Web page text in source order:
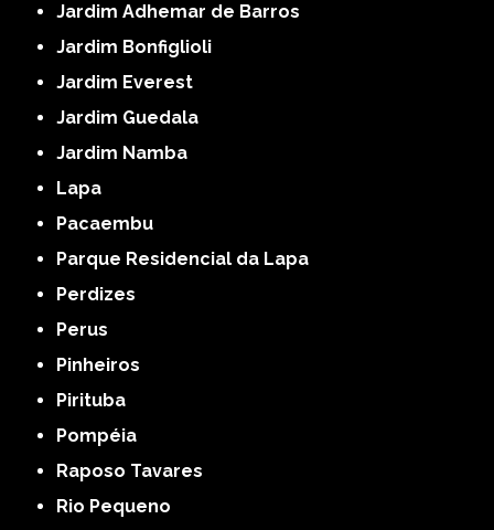
Jardim Adhemar de Barros
Jardim Bonfiglioli
Jardim Everest
Jardim Guedala
Jardim Namba
Lapa
Pacaembu
Parque Residencial da Lapa
Perdizes
Perus
Pinheiros
Pirituba
Pompéia
Raposo Tavares
Rio Pequeno